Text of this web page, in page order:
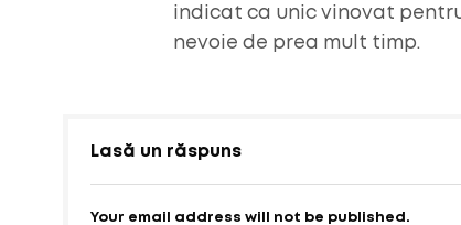
indicat ca unic vinovat
nevoie de prea mult timp.
Lasă un răspuns
Your email address will not be published.